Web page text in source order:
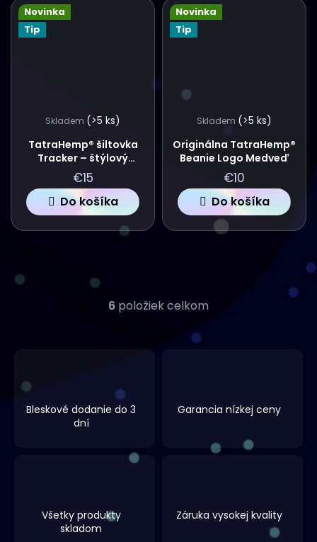
Novinka
Tip
TatraHemp® šiltovka
Tracker – štýlový
doplnok na každý deň
Skladem (>5 ks)
€15
Do košíka
Novinka
Tip
Originálna TatraHemp®
Beanie Logo Medveď
Skladem (>5 ks)
€10
Do košíka
O
V
6 položiek celkom
Bleskové dodanie do 3
dní
Garancia nízkej ceny
Všetky produkty
skladom
Záruka vysokej kvality